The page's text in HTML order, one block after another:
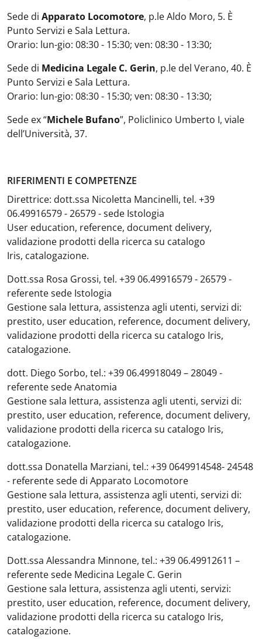
Sede di Apparato Locomotore, p.le Aldo Moro, 5. È
Punto Servizi e Sala Lettura.
Orario: lun-gio: 08:30 - 15:30; ven: 08:30 - 13:30;
Sede di Medicina Legale C. Gerin, p.le del Verano, 40. È
Punto Servizi e Sala Lettura.
Orario: lun-gio: 08:30 - 15:30; ven: 08:30 - 13:30;
Sede ex “Michele Bufano”, Policlinico Umberto I, viale
dell’Università, 37.
RIFERIMENTI E COMPETENZE
Direttrice: dott.ssa Nicoletta Mancinelli, tel. +39
06.49916579 - 26579 - sede Istologia
User education, reference, document delivery,
validazione prodotti della ricerca su catalogo
Iris, catalogazione.
Dott.ssa Rosa Grossi, tel. +39 06.49916579 - 26579 -
referente sede Istologia
Gestione sala lettura, assistenza agli utenti, servizi di:
prestito, user education, reference, document delivery,
validazione prodotti della ricerca su catalogo Iris,
catalogazione.
dott. Diego Sorbo, tel.: +39 06.49918049 – 28049 -
referente sede Anatomia
Gestione sala lettura, assistenza agli utenti, servizi di:
prestito, user education, reference, document delivery,
validazione prodotti della ricerca su catalogo Iris,
catalogazione.
dott.ssa Donatella Marziani, tel.: +39 0649914548- 24548
- referente sede di Apparato Locomotore
Gestione sala lettura, assistenza agli utenti, servizi di:
prestito, user education, reference, document delivery,
validazione prodotti della ricerca su catalogo Iris,
catalogazione.
Dott.ssa Alessandra Minnone, tel.: +39 06.49912611 –
referente sede Medicina Legale C. Gerin
Gestione sala lettura, assistenza agli utenti, servizi:
prestito, user education, reference, document delivery,
validazione prodotti della ricerca su catalogo Iris,
catalogazione.